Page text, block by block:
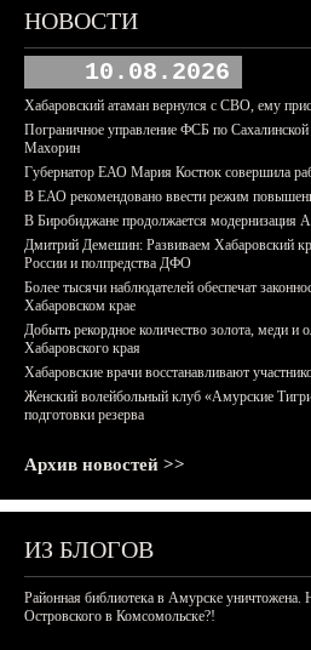
НОВОСТИ
10.08.2026
Хабаровский атаман вернулся с СВО, ему
Пограничное управление ФСБ по Сахалинской
Махорин
Губернатор ЕАО Мария Костюк совершила
В ЕАО рекомендовано ввести режим
В Биробиджане продолжается модернизация
Дмитрий Демешин: Развиваем Хабаровский
России и полпредства ДФО
Более тысячи наблюдателей обеспечат
Хабаровском крае
Добыть рекордное количество золота, меди и
Хабаровского края
Хабаровские врачи восстанавливают
Женский волейбольный клуб «Амурские
подготовки резерва
Архив новостей >>
ИЗ БЛОГОВ
Районная библиотека в Амурске уничтожена.
Островского в Комсомольске?!